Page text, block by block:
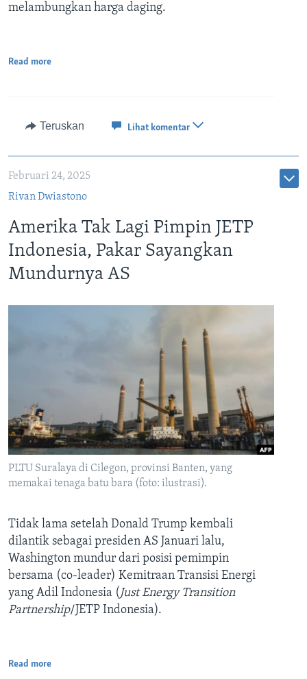
melambungkan harga daging.
Read more
Teruskan Lihat komentar
Februari 24, 2025
Rivan Dwiastono
Amerika Tak Lagi Pimpin JETP
Indonesia, Pakar Sayangkan
Mundurnya AS
PLTU Suralaya di Cilegon, provinsi Banten, yang
memakai tenaga batu bara (foto: ilustrasi).
Tidak lama setelah Donald Trump kembali
dilantik sebagai presiden AS Januari lalu,
Washington mundur dari posisi pemimpin
bersama (co-leader) Kemitraan Transisi Energi
yang Adil Indonesia (Just Energy Transition
Partnership/JETP Indonesia).
Read more